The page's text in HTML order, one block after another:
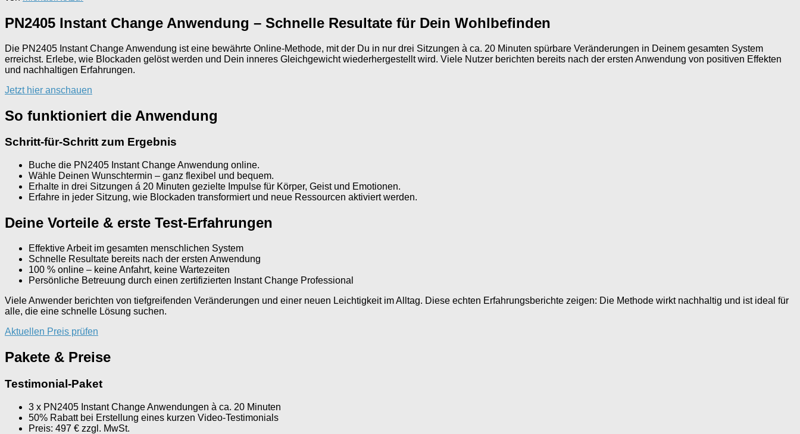
PN2405 Instant Change Anwendung – Schnelle Resultate für Dein Wohlbefinden
Die PN2405 Instant Change Anwendung ist eine bewährte Online-Methode, mit der Du in nur drei Sitzungen à ca. 20 Minuten spürbare Veränderungen in Deinem gesamten System
erreichst. Erlebe, wie Blockaden gelöst werden und Dein inneres Gleichgewicht wiederhergestellt wird. Viele Nutzer berichten bereits nach der ersten Anwendung von positiven Effekten
und nachhaltigen Erfahrungen.
Jetzt hier anschauen
So funktioniert die Anwendung
Schritt-für-Schritt zum Ergebnis
Buche die PN2405 Instant Change Anwendung online.
Wähle Deinen Wunschtermin – ganz flexibel und bequem.
Erhalte in drei Sitzungen á 20 Minuten gezielte Impulse für Körper, Geist und Emotionen.
Erfahre in jeder Sitzung, wie Blockaden transformiert und neue Ressourcen aktiviert werden.
Deine Vorteile & erste Test-Erfahrungen
Effektive Arbeit im gesamten menschlichen System
Schnelle Resultate bereits nach der ersten Anwendung
100 % online – keine Anfahrt, keine Wartezeiten
Persönliche Betreuung durch einen zertifizierten Instant Change Professional
Viele Anwender berichten von tiefgreifenden Veränderungen und einer neuen Leichtigkeit im Alltag. Diese echten Erfahrungsberichte zeigen: Die Methode wirkt nachhaltig und ist ideal für
alle, die eine schnelle Lösung suchen.
Aktuellen Preis prüfen
Pakete & Preise
Testimonial-Paket
3 x PN2405 Instant Change Anwendungen à ca. 20 Minuten
50% Rabatt bei Erstellung eines kurzen Video-Testimonials
Preis: 497 € zzgl. MwSt.